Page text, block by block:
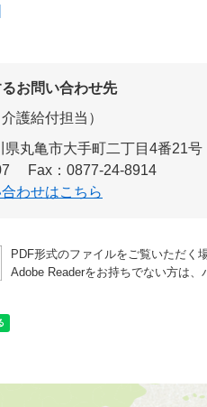
お問い合わせ先
介護給付担当
県丸亀市大手町二丁目4番21
Fax：0877-24-8914
わせはこちら
PDF形式のファイルをご覧いただく
Adobe Readerをお持ちでない方は、